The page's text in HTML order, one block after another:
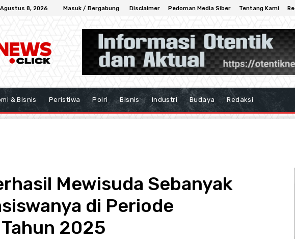
8, 2026 Masuk / Bergabung Disclaimer Pedoman Media Siber Tentang Kami
& Bisnis Peristiwa Polri Bisnis Industri Budaya Redaksi
Mewisuda Sebanyak
di Periode
2025